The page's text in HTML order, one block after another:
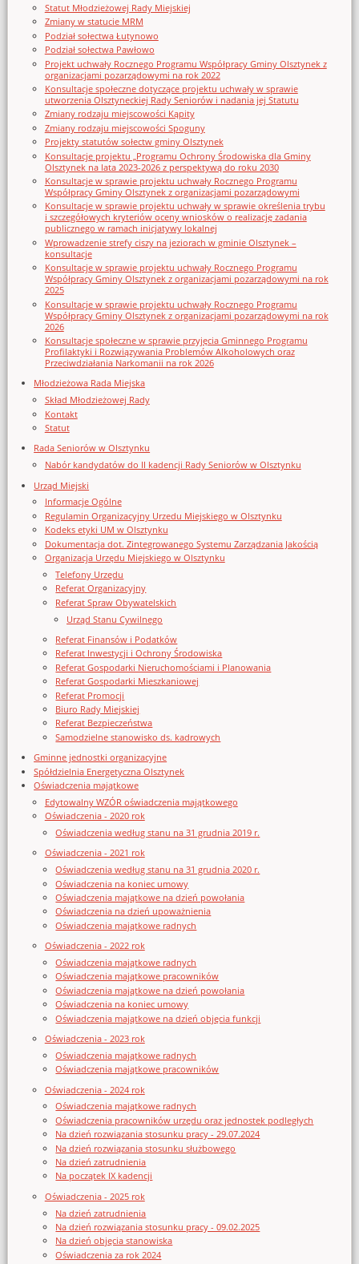
Statut Młodzieżowej Rady Miejskiej
Zmiany w statucie MRM
Podział sołectwa Łutynowo
Podział sołectwa Pawłowo
Projekt uchwały Rocznego Programu Współpracy Gminy Olsztynek z
organizacjami pozarządowymi na rok 2022
Konsultacje społeczne dotyczące projektu uchwały w sprawie
utworzenia Olsztyneckiej Rady Seniorów i nadania jej Statutu
Zmiany rodzaju miejscowości Kąpity
Zmiany rodzaju miejscowości Spoguny
Projekty statutów sołectw gminy Olsztynek
Konsultacje projektu „Programu Ochrony Środowiska dla Gminy
Olsztynek na lata 2023-2026 z perspektywą do roku 2030
Konsultacje w sprawie projektu uchwały Rocznego Programu
Współpracy Gminy Olsztynek z organizacjami pozarządowymi
Konsultacje w sprawie projektu uchwały w sprawie określenia trybu
i szczegółowych kryteriów oceny wniosków o realizację zadania
publicznego w ramach inicjatywy lokalnej
Wprowadzenie strefy ciszy na jeziorach w gminie Olsztynek –
konsultacje
Konsultacje w sprawie projektu uchwały Rocznego Programu
Współpracy Gminy Olsztynek z organizacjami pozarządowymi na rok
2025
Konsultacje w sprawie projektu uchwały Rocznego Programu
Współpracy Gminy Olsztynek z organizacjami pozarządowymi na rok
2026
Konsultacje społeczne w sprawie przyjęcia Gminnego Programu
Profilaktyki i Rozwiązywania Problemów Alkoholowych oraz
Przeciwdziałania Narkomanii na rok 2026
Młodzieżowa Rada Miejska
Skład Młodzieżowej Rady
Kontakt
Statut
Rada Seniorów w Olsztynku
Nabór kandydatów do II kadencji Rady Seniorów w Olsztynku
Urząd Miejski
Informacje Ogólne
Regulamin Organizacyjny Urzedu Miejskiego w Olsztynku
Kodeks etyki UM w Olsztynku
Dokumentacja dot. Zintegrowanego Systemu Zarządzania Jakością
Organizacja Urzędu Miejskiego w Olsztynku
Telefony Urzędu
Referat Organizacyjny
Referat Spraw Obywatelskich
Urząd Stanu Cywilnego
Referat Finansów i Podatków
Referat Inwestycji i Ochrony Środowiska
Referat Gospodarki Nieruchomościami i Planowania
Referat Gospodarki Mieszkaniowej
Referat Promocji
Biuro Rady Miejskiej
Referat Bezpieczeństwa
Samodzielne stanowisko ds. kadrowych
Gminne jednostki organizacyjne
Spółdzielnia Energetyczna Olsztynek
Oświadczenia majątkowe
Edytowalny WZÓR oświadczenia majątkowego
Oświadczenia - 2020 rok
Oświadczenia według stanu na 31 grudnia 2019 r.
Oświadczenia - 2021 rok
Oświadczenia według stanu na 31 grudnia 2020 r.
Oświadczenia na koniec umowy
Oświadczenia majątkowe na dzień powołania
Oświadczenia na dzień upoważnienia
Oświadczenia majątkowe radnych
Oświadczenia - 2022 rok
Oświadczenia majątkowe radnych
Oświadczenia majątkowe pracowników
Oświadczenia majątkowe na dzień powołania
Oświadczenia na koniec umowy
Oświadczenia majątkowe na dzień objęcia funkcji
Oświadczenia - 2023 rok
Oświadczenia majątkowe radnych
Oświadczenia majątkowe pracowników
Oświadczenia - 2024 rok
Oświadczenia majątkowe radnych
Oświadczenia pracowników urzędu oraz jednostek podległych
Na dzień rozwiązania stosunku pracy - 29.07.2024
Na dzień rozwiązania stosunku służbowego
Na dzień zatrudnienia
Na początek IX kadencji
Oświadczenia - 2025 rok
Na dzień zatrudnienia
Na dzień rozwiązania stosunku pracy - 09.02.2025
Na dzień objęcia stanowiska
Oświadczenia za rok 2024